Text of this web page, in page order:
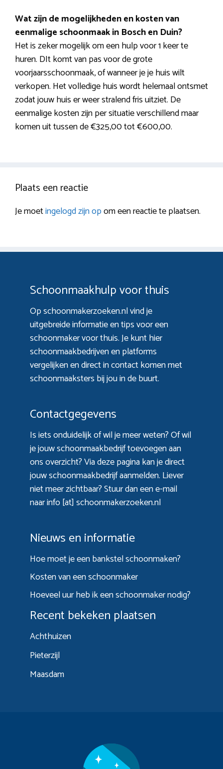
Wat zijn de mogelijkheden en kosten van
eenmalige schoonmaak in Bosch en Duin?
Het is zeker mogelijk om een hulp voor 1 keer te
huren. DIt komt van pas voor de grote
voorjaarsschoonmaak, of wanneer je je huis wilt
verkopen. Het volledige huis wordt helemaal ontsmet
zodat jouw huis er weer stralend fris uitziet. De
eenmalige kosten zijn per situatie verschillend maar
komen uit tussen de €325,00 tot €600,00.
Plaats een reactie
Je moetingelogd zijn opom een reactie te plaatsen.
Schoonmaakhulp voor thuis
Op schoonmakerzoeken.nl vind je
uitgebreide informatie en tips voor een
schoonmaker voor thuis. Je kunt hier
schoonmaakbedrijven en platforms
vergelijken en direct in contact komen met
schoonmaaksters bij jou in de buurt.
Contactgegevens
Is iets onduidelijk of wil je meer weten? Of wil
je jouw schoonmaakbedrijf toevoegen aan
ons overzicht? Viadeze paginakan je direct
jouw schoonmaakbedrijf aanmelden. Liever
niet meer zichtbaar? Stuur dan een e-mail
naar info [at] schoonmakerzoeken.nl
Nieuws en informatie
Hoe moet je een bankstel schoonmaken?
Kosten van een schoonmaker
Hoeveel uur heb ik een schoonmaker nodig?
Recent bekeken plaatsen
Achthuizen
Pieterzijl
Maasdam